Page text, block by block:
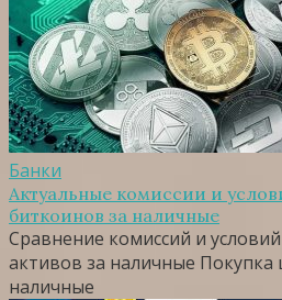
Банки
Актуальные комиссии и
биткоинов за наличные
Сравнение комиссий и
активов за наличные
наличные